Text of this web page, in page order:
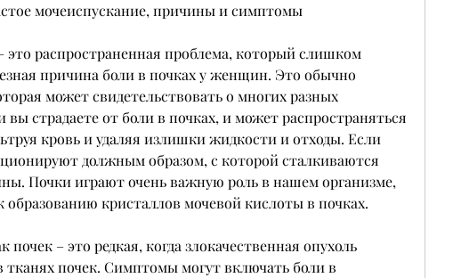
мочеиспускание, причины и симптомы
это распространенная проблема, который слишком
причина боли в почках у женщин. Это обычно
может свидетельствовать о многих разных
вы страдаете от боли в почках, и может распространяться
кровь и удаляя излишки жидкости и отходы. Если
должным образом, с которой сталкиваются
Почки играют очень важную роль в нашем организме,
образованию кристаллов мочевой кислоты в почках.
почек – это редкая, когда злокачественная опухоль
тканях почек. Симптомы могут включать боли в